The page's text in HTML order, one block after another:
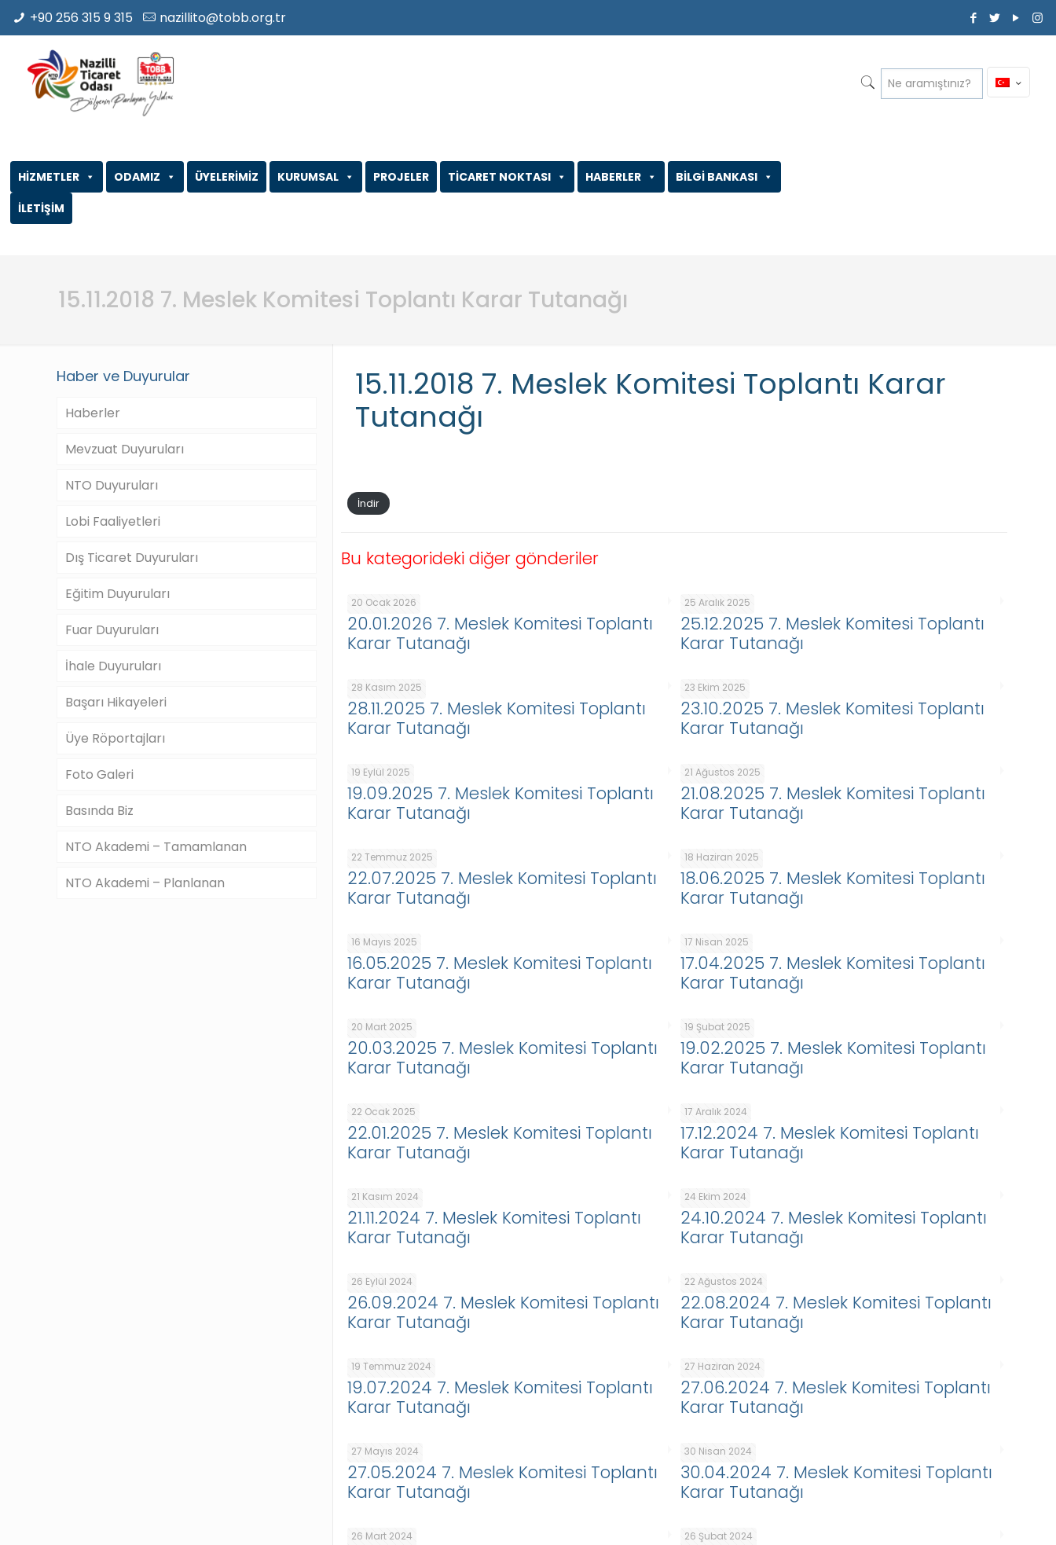
+90 256 315 9 315 nazillito@tobb.org.tr
ODAMIZ
HİZMETLER ÜYELERİMİZ KURUMSAL PROJELER TİCARET NOKTASI HABERLER
BİLGİ BANKASI
İLETİŞİM
15.11.2018 7. Meslek Komitesi Toplantı Karar Tutanağı
15.11.2018 7. Meslek Komitesi Toplantı Karar
Tutanağı
İndir
Bu kategorideki diğer gönderiler
20 Ocak 2026
20.01.2026 7. Meslek Komitesi Toplantı
Karar Tutanağı
25 Aralık 2025
25.12.2025 7. Meslek Komitesi Toplantı
Karar Tutanağı
28 Kasım 2025
28.11.2025 7. Meslek Komitesi Toplantı
Karar Tutanağı
23 Ekim 2025
23.10.2025 7. Meslek Komitesi Toplantı
Karar Tutanağı
19 Eylül 2025
19.09.2025 7. Meslek Komitesi Toplantı
Karar Tutanağı
21 Ağustos 2025
21.08.2025 7. Meslek Komitesi Toplantı
Karar Tutanağı
22 Temmuz 2025
22.07.2025 7. Meslek Komitesi Toplantı
Karar Tutanağı
18 Haziran 2025
18.06.2025 7. Meslek Komitesi Toplantı
Karar Tutanağı
16 Mayıs 2025
16.05.2025 7. Meslek Komitesi Toplantı
Karar Tutanağı
17 Nisan 2025
17.04.2025 7. Meslek Komitesi Toplantı
Karar Tutanağı
20 Mart 2025
20.03.2025 7. Meslek Komitesi Toplantı
Karar Tutanağı
19 Şubat 2025
19.02.2025 7. Meslek Komitesi Toplantı
Karar Tutanağı
22 Ocak 2025
22.01.2025 7. Meslek Komitesi Toplantı
Karar Tutanağı
17 Aralık 2024
17.12.2024 7. Meslek Komitesi Toplantı
Karar Tutanağı
21 Kasım 2024
21.11.2024 7. Meslek Komitesi Toplantı
Karar Tutanağı
24 Ekim 2024
24.10.2024 7. Meslek Komitesi Toplantı
Karar Tutanağı
26 Eylül 2024
26.09.2024 7. Meslek Komitesi Toplantı
Karar Tutanağı
22 Ağustos 2024
22.08.2024 7. Meslek Komitesi Toplantı
Karar Tutanağı
19 Temmuz 2024
19.07.2024 7. Meslek Komitesi Toplantı
Karar Tutanağı
27 Haziran 2024
27.06.2024 7. Meslek Komitesi Toplantı
Karar Tutanağı
27 Mayıs 2024
27.05.2024 7. Meslek Komitesi Toplantı
Karar Tutanağı
30 Nisan 2024
30.04.2024 7. Meslek Komitesi Toplantı
Karar Tutanağı
26 Mart 2024 26 Şubat 2024
Haber ve Duyurular
Haberler
Mevzuat Duyuruları
NTO Duyuruları
Lobi Faaliyetleri
Dış Ticaret Duyuruları
Eğitim Duyuruları
Fuar Duyuruları
İhale Duyuruları
Başarı Hikayeleri
Üye Röportajları
Foto Galeri
Basında Biz
NTO Akademi – Tamamlanan
NTO Akademi – Planlanan